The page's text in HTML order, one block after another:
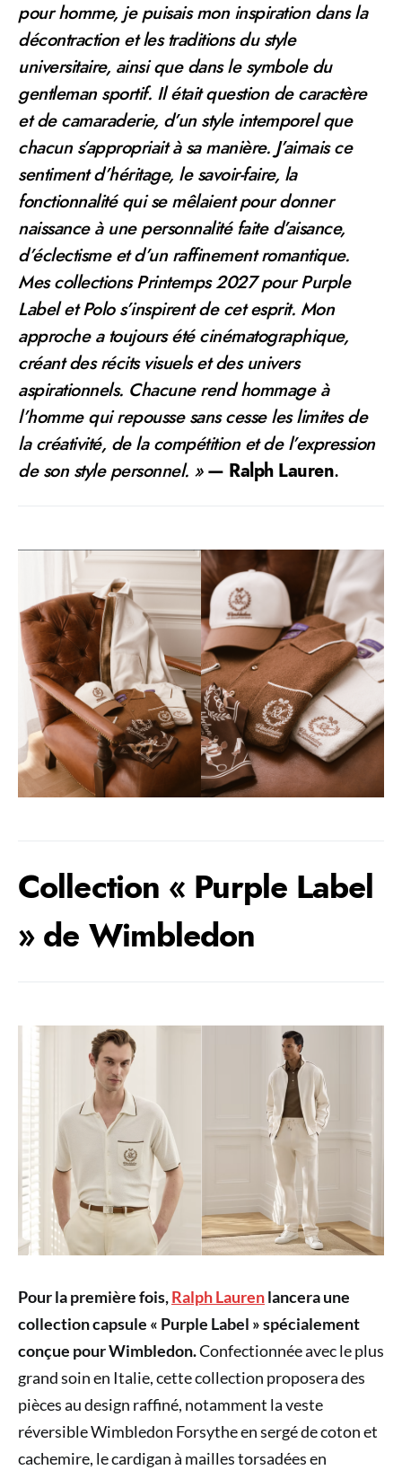
pour homme, je puisais mon inspiration dans la
décontraction et les traditions du style
universitaire, ainsi que dans le symbole du
gentleman sportif. Il était question de caractère
et de camaraderie, d’un style intemporel que
chacun s’appropriait à sa manière. J’aimais ce
sentiment d’héritage, le savoir-faire, la
fonctionnalité qui se mêlaient pour donner
naissance à une personnalité faite d’aisance,
d’éclectisme et d’un raffinement romantique.
Mes collections Printemps 2027 pour Purple
Label et Polo s’inspirent de cet esprit. Mon
approche a toujours été cinématographique,
créant des récits visuels et des univers
aspirationnels. Chacune rend hommage à
l’homme qui repousse sans cesse les limites de
la créativité, de la compétition et de l’expression
de son style personnel. » — Ralph Lauren.
Collection « Purple Label
» de Wimbledon
Pour la première fois,Ralph Laurenlancera une
collection capsule « Purple Label » spécialement
conçue pour Wimbledon.Confectionnée avec le plus
grand soin en Italie, cette collection proposera des
pièces au design raffiné, notamment la veste
réversible Wimbledon Forsythe en sergé de coton et
cachemire, le cardigan à mailles torsadées en